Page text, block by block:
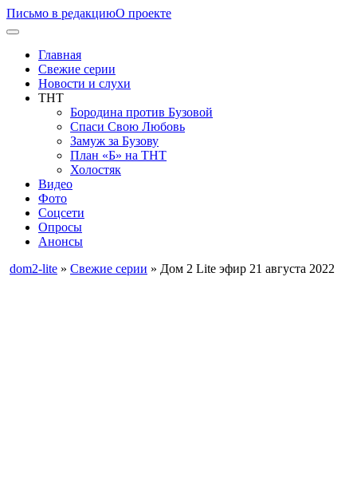
Письмо в редакциюО проекте
Главная
Свежие серии
Новости и слухи
ТНТ
Бородина против Бузовой
Спаси Свою Любовь
Замуж за Бузову
План «Б» на ТНТ
Холостяк
Видео
Фото
Соцсети
Опросы
Анонсы
dom2-lite » Свежие серии » Дом 2 Lite эфир 21 августа 2022